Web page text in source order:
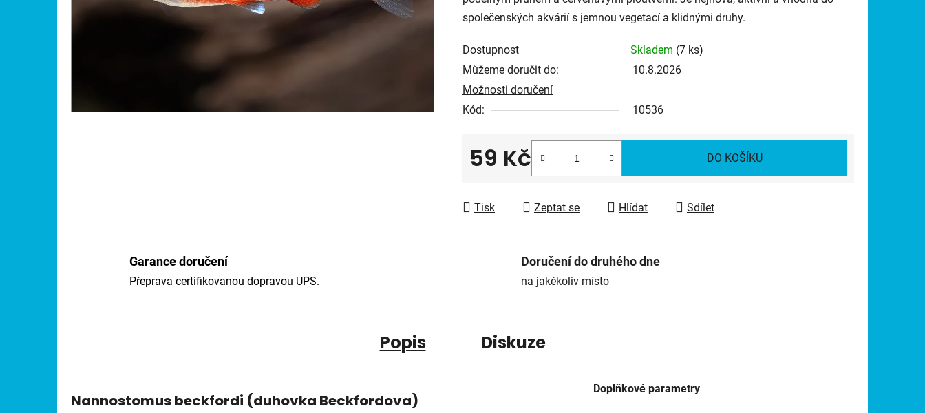
z
hvězdiček.
společenských akvárií s jemnou vegetací a klidnými druhy.
Dostupnost Skladem (7 ks)
Můžeme doručit do:
10.8.2026
Možnosti doručení
Kód:
10536
59 Kč DO KOŠÍKU
Tisk Zeptat se Hlídat Sdílet
Garance doručení
Přeprava certifikovanou dopravou UPS.
Doručení do druhého dne
na jakékoliv místo
Popis Diskuze
Nannostomus beckfordi (duhovka Beckfordova)
Doplňkové parametry